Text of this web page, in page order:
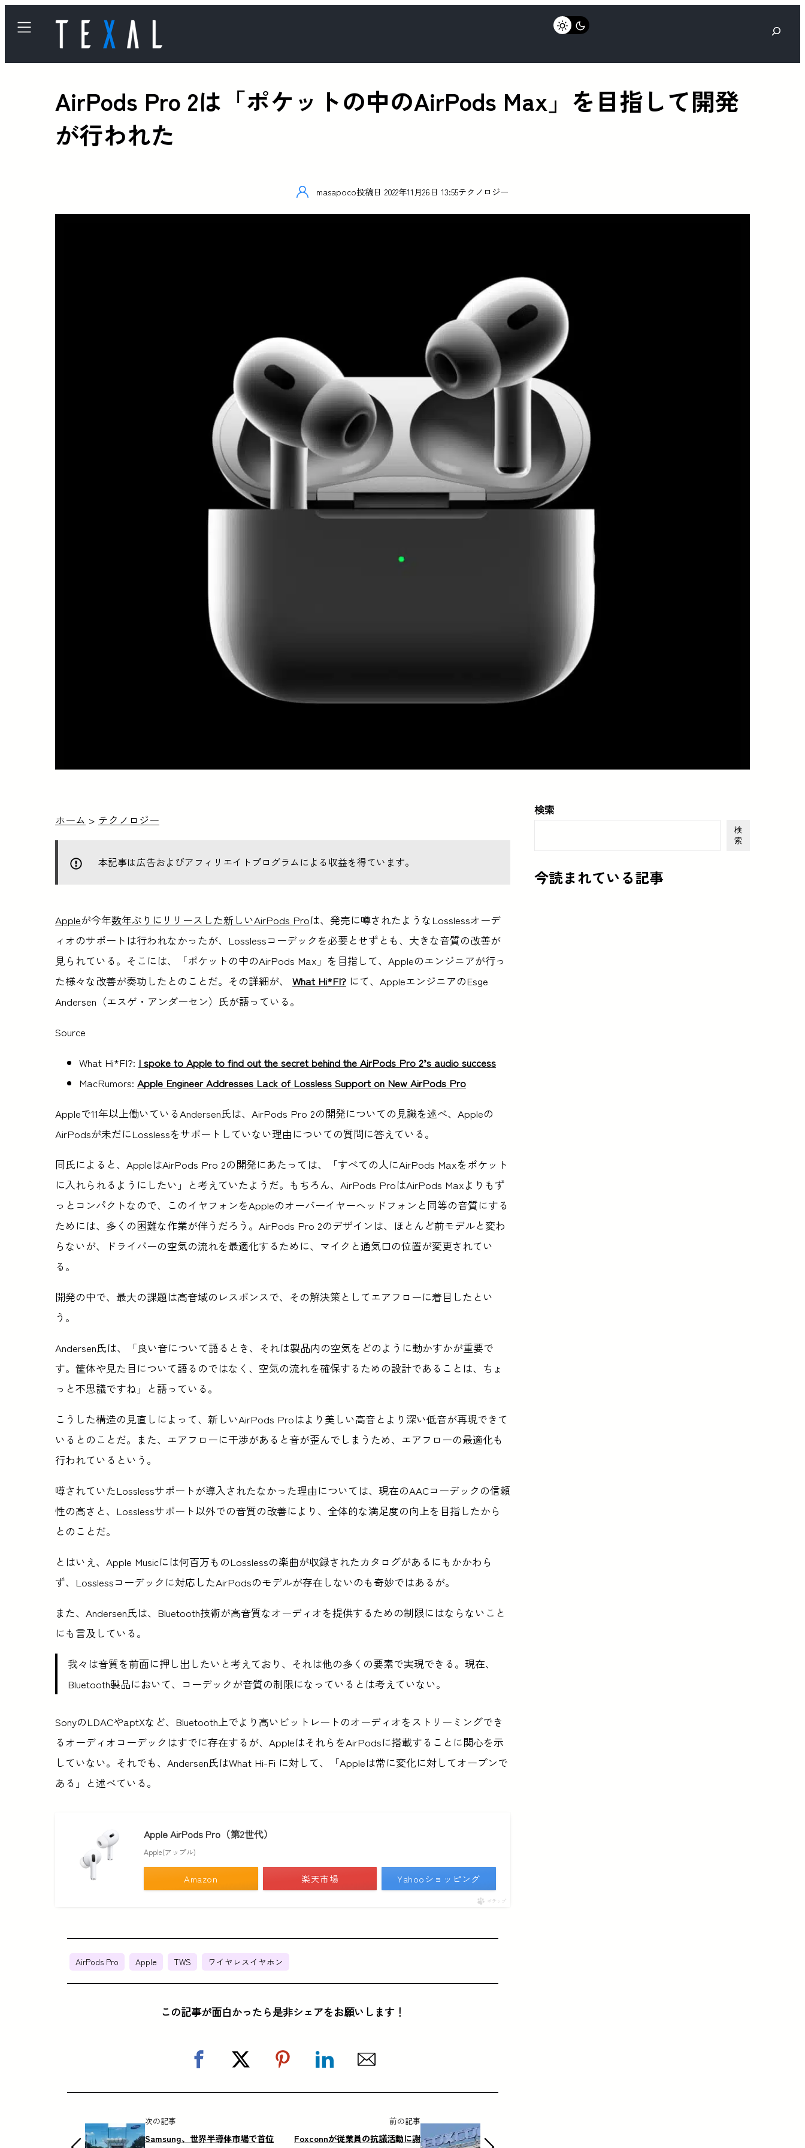
検
AirPods Pro 2は「ポケットの中のAirPods Max」を目指して開発
が行われた
masapoco投稿日 2022年11月26日 13:55テクノロジー
ホーム > テクノロジー
本記事は広告およびアフィリエイトプログラムによる収益を得ています。
Appleが今年数年ぶりにリリースした新しいAirPods Proは、発売に噂されたようなLosslessオーデ
ィオのサポートは行われなかったが、Losslessコーデックを必要とせずとも、大きな音質の改善が
見られている。そこには、「ポケットの中のAirPods Max」を目指して、Appleのエンジニアが行っ
た様々な改善が奏功したとのことだ。その詳細が、
What Hi*FI? にて、AppleエンジニアのEsge
Andersen（エスゲ・アンダーセン）氏が語っている。
Source
What Hi*FI?: I spoke to Apple to find out the secret behind the AirPods Pro 2’s audio success
MacRumors: Apple Engineer Addresses Lack of Lossless Support on New AirPods Pro
Appleで11年以上働いているAndersen氏は、AirPods Pro 2の開発についての見識を述べ、Appleの
AirPodsが未だにLosslessをサポートしていない理由についての質問に答えている。
同氏によると、AppleはAirPods Pro 2の開発にあたっては、「すべての人にAirPods Maxをポケット
に入れられるようにしたい」と考えていたようだ。もちろん、AirPods ProはAirPods Maxよりもず
っとコンパクトなので、このイヤフォンをAppleのオーバーイヤーヘッドフォンと同等の音質にする
ためには、多くの困難な作業が伴うだろう。AirPods Pro 2のデザインは、ほとんど前モデルと変わ
らないが、ドライバーの空気の流れを最適化するために、マイクと通気口の位置が変更されてい
る。
開発の中で、最大の課題は高音域のレスポンスで、その解決策としてエアフローに着目したとい
う。
Andersen氏は、「良い音について語るとき、それは製品内の空気をどのように動かすかが重要で
す。筐体や見た目について語るのではなく、空気の流れを確保するための設計であることは、ちょ
っと不思議ですね」と語っている。
こうした構造の見直しによって、新しいAirPods Proはより美しい高音とより深い低音が再現できて
いるとのことだ。また、エアフローに干渉があると音が歪んでしまうため、エアフローの最適化も
行われているという。
噂されていたLosslessサポートが導入されたなかった理由については、現在のAACコーデックの信頼
性の高さと、Losslessサポート以外での音質の改善により、全体的な満足度の向上を目指したから
とのことだ。
とはいえ、Apple Musicには何百万ものLosslessの楽曲が収録されたカタログがあるにもかかわら
ず、Losslessコーデックに対応したAirPodsのモデルが存在しないのも奇妙ではあるが。
また、Andersen氏は、Bluetooth技術が高音質なオーディオを提供するための制限にはならないこと
にも言及している。
我々は音質を前面に押し出したいと考えており、それは他の多くの要素で実現できる。現在、
Bluetooth製品において、コーデックが音質の制限になっているとは考えていない。
SonyのLDACやaptXなど、Bluetooth上でより高いビットレートのオーディオをストリーミングでき
るオーディオコーデックはすでに存在するが、AppleはそれらをAirPodsに搭載することに関心を示
していない。それでも、Andersen氏はWhat Hi-Fi に対して、「Appleは常に変化に対してオープンで
ある」と述べている。
Apple AirPods Pro（第2世代） ​​​​​​​
Apple(アップル)
Amazon 楽天市場 Yahooショッピング
ポチップ
AirPods Pro Apple TWS ワイヤレスイヤホン
この記事が面白かったら是非シェアをお願いします！
次の記事
Samsung、世界半導体市場で首位
前の記事
Foxconnが従業員の抗議活動に謝
検索
検
索
今読まれている記事